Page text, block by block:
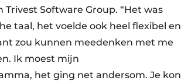
Software Group. “Het was
taal, het voelde ook heel flexibel en
zou kunnen meedenken met me
Ik moest mijn
het ging net andersom. Je kon